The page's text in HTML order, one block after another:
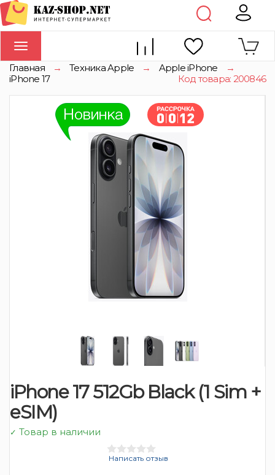
Toggle
navigation
Главная → Техника Apple → Apple iPhone
→
iPhone 17
Код товара: 200846
iPhone 17 512Gb Black (1 Sim +
eSIM)
✓ Товар в наличии
Написать отзыв